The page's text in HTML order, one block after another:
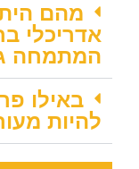
מהם
אדריכלי
המתמחה
באילו
להיות